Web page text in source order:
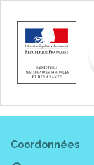
Coordonnées